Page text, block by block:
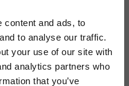
content and ads, to
to analyse our traffic.
your use of our site with
analytics partners who
that you’ve
da Ripani. Per maggiori
.